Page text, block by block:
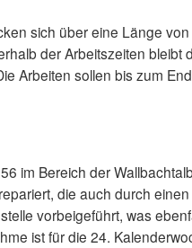
sich über eine Länge
der Arbeitszeiten bleibt
Arbeiten sollen bis zum
im Bereich der
die auch durch
vorbeigeführt, was
ist für die 24.